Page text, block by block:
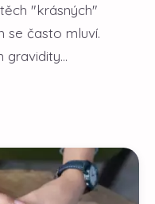
"krásných"
se často mluví.
gravidity...